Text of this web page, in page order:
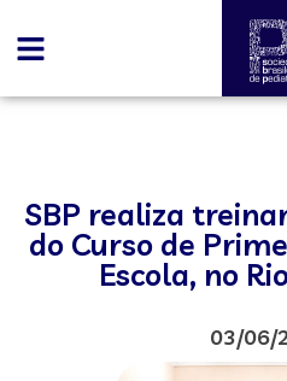
SBP realiza
do Curso de
Escola, no
03/06/